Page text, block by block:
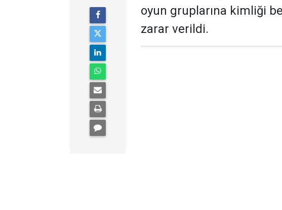
oyun gruplarına kimliği
zarar verildi.